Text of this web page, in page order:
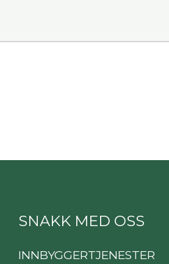
SNAKK MED OSS
INNBYGGERTJENESTER